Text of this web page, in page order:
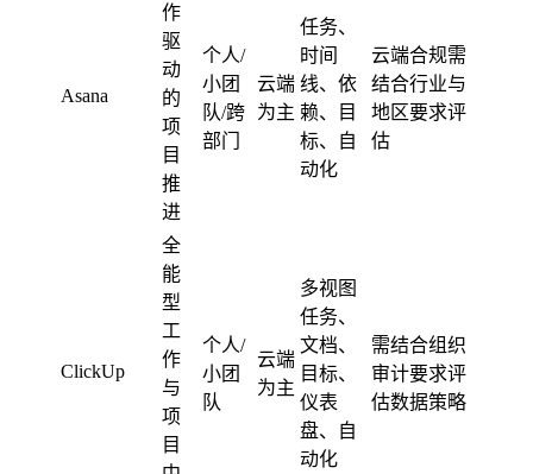
Asana
作
驱
动
的
项
目
推
进
个人/
小团
队/跨
部门
云端
为主
任务、
时间
线、依
赖、目
标、自
动化
云端合规需
结合行业与
地区要求评
估
ClickUp
全
能
型
工
作
与
项
目
个人/
小团
队
云端
为主
多视图
任务、
文档、
目标、
仪表
盘、自
动化
需结合组织
审计要求评
估数据策略